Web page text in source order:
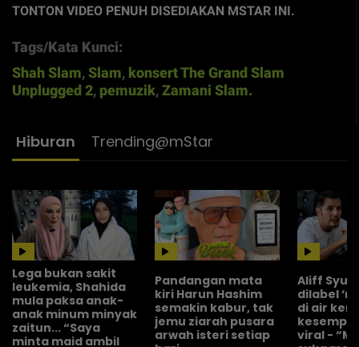
TONTON VIDEO PENUH DISEDIAKAN MSTAR INI.
Tags/Kata Kunci:
Shah Slam,Slam, konsert The Grand Slam
Unplugged 2, pemuzik,Zamani Slam.
Hiburan Trending@mStar
Lega bukan sakit
leukemia, Shahida
mula paksa anak-
anak minum minyak
zaitun... “Saya
minta maid ambil
Pandangan mata
kiri Harun Hashim
semakin kabur, tak
jemu ziarah pusara
arwah isteri setiap
Aliff
dilabel
di air
viral -